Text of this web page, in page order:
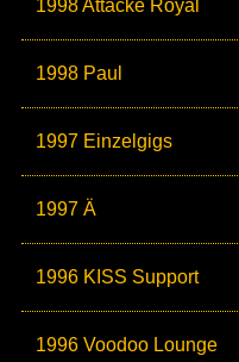
1998 Attacke Royal
1998 Paul
1997 Einzelgigs
1997 Ä
1996 KISS Support
1996 Voodoo Lounge